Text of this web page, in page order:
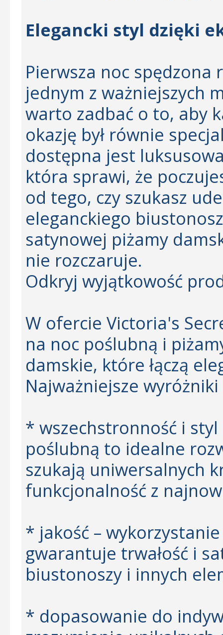
Elegancki styl dzięki
Pierwsza noc spędzona
jednym z ważniejszych
warto zadbać o to, aby
okazję był równie
dostępna jest
która sprawi, że
od tego, czy szukasz
eleganckiego
satynowej piżamy
nie rozczaruje.
Odkryj wyjątkowość
W ofercie Victoria's
na noc poślubną i
damskie, które łączą
Najważniejsze
* wszechstronność i
poślubną to idealne
szukają uniwersalnych
funkcjonalność z
* jakość –
gwarantuje trwałość i
biustonoszy i innych
* dopasowanie do